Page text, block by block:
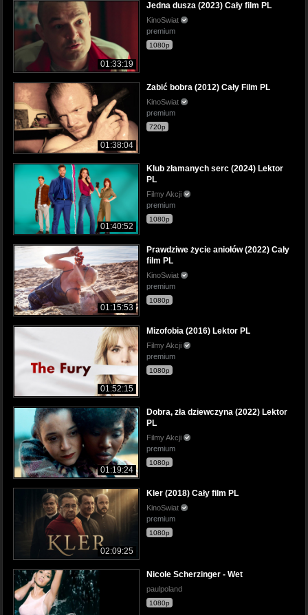
01:33:19
Jedna dusza (2023) Cały film PL
KinoSwiat
premium
1080p
01:38:04
Zabić bobra (2012) Cały Film PL
KinoSwiat
premium
720p
01:40:52
Klub złamanych serc (2024) Lektor
PL
Filmy Akcji
premium
1080p
01:15:53
Prawdziwe życie aniołów (2022) Cały
film PL
KinoSwiat
premium
1080p
01:52:15
Mizofobia (2016) Lektor PL
Filmy Akcji
premium
1080p
01:19:24
Dobra, zła dziewczyna (2022) Lektor
PL
Filmy Akcji
premium
1080p
02:09:25
Kler (2018) Cały film PL
KinoSwiat
premium
1080p
Nicole Scherzinger - Wet
paulpoland
1080p